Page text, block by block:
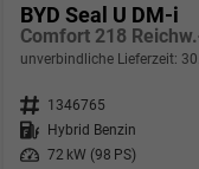
BYD Seal U DM-i
Comfort 218
unverbindliche Lieferzeit:
Fahrzeugnr. 1346765
Kraftstoff
Hybrid Benzin
Leistung
72 kW (98 PS)